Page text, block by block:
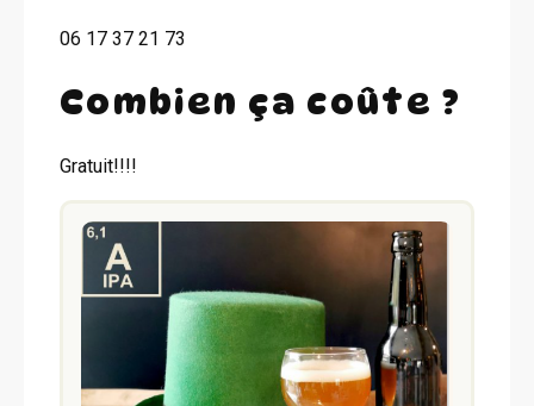
06 17 37 21 73
Combien ça coûte ?
Gratuit!!!!